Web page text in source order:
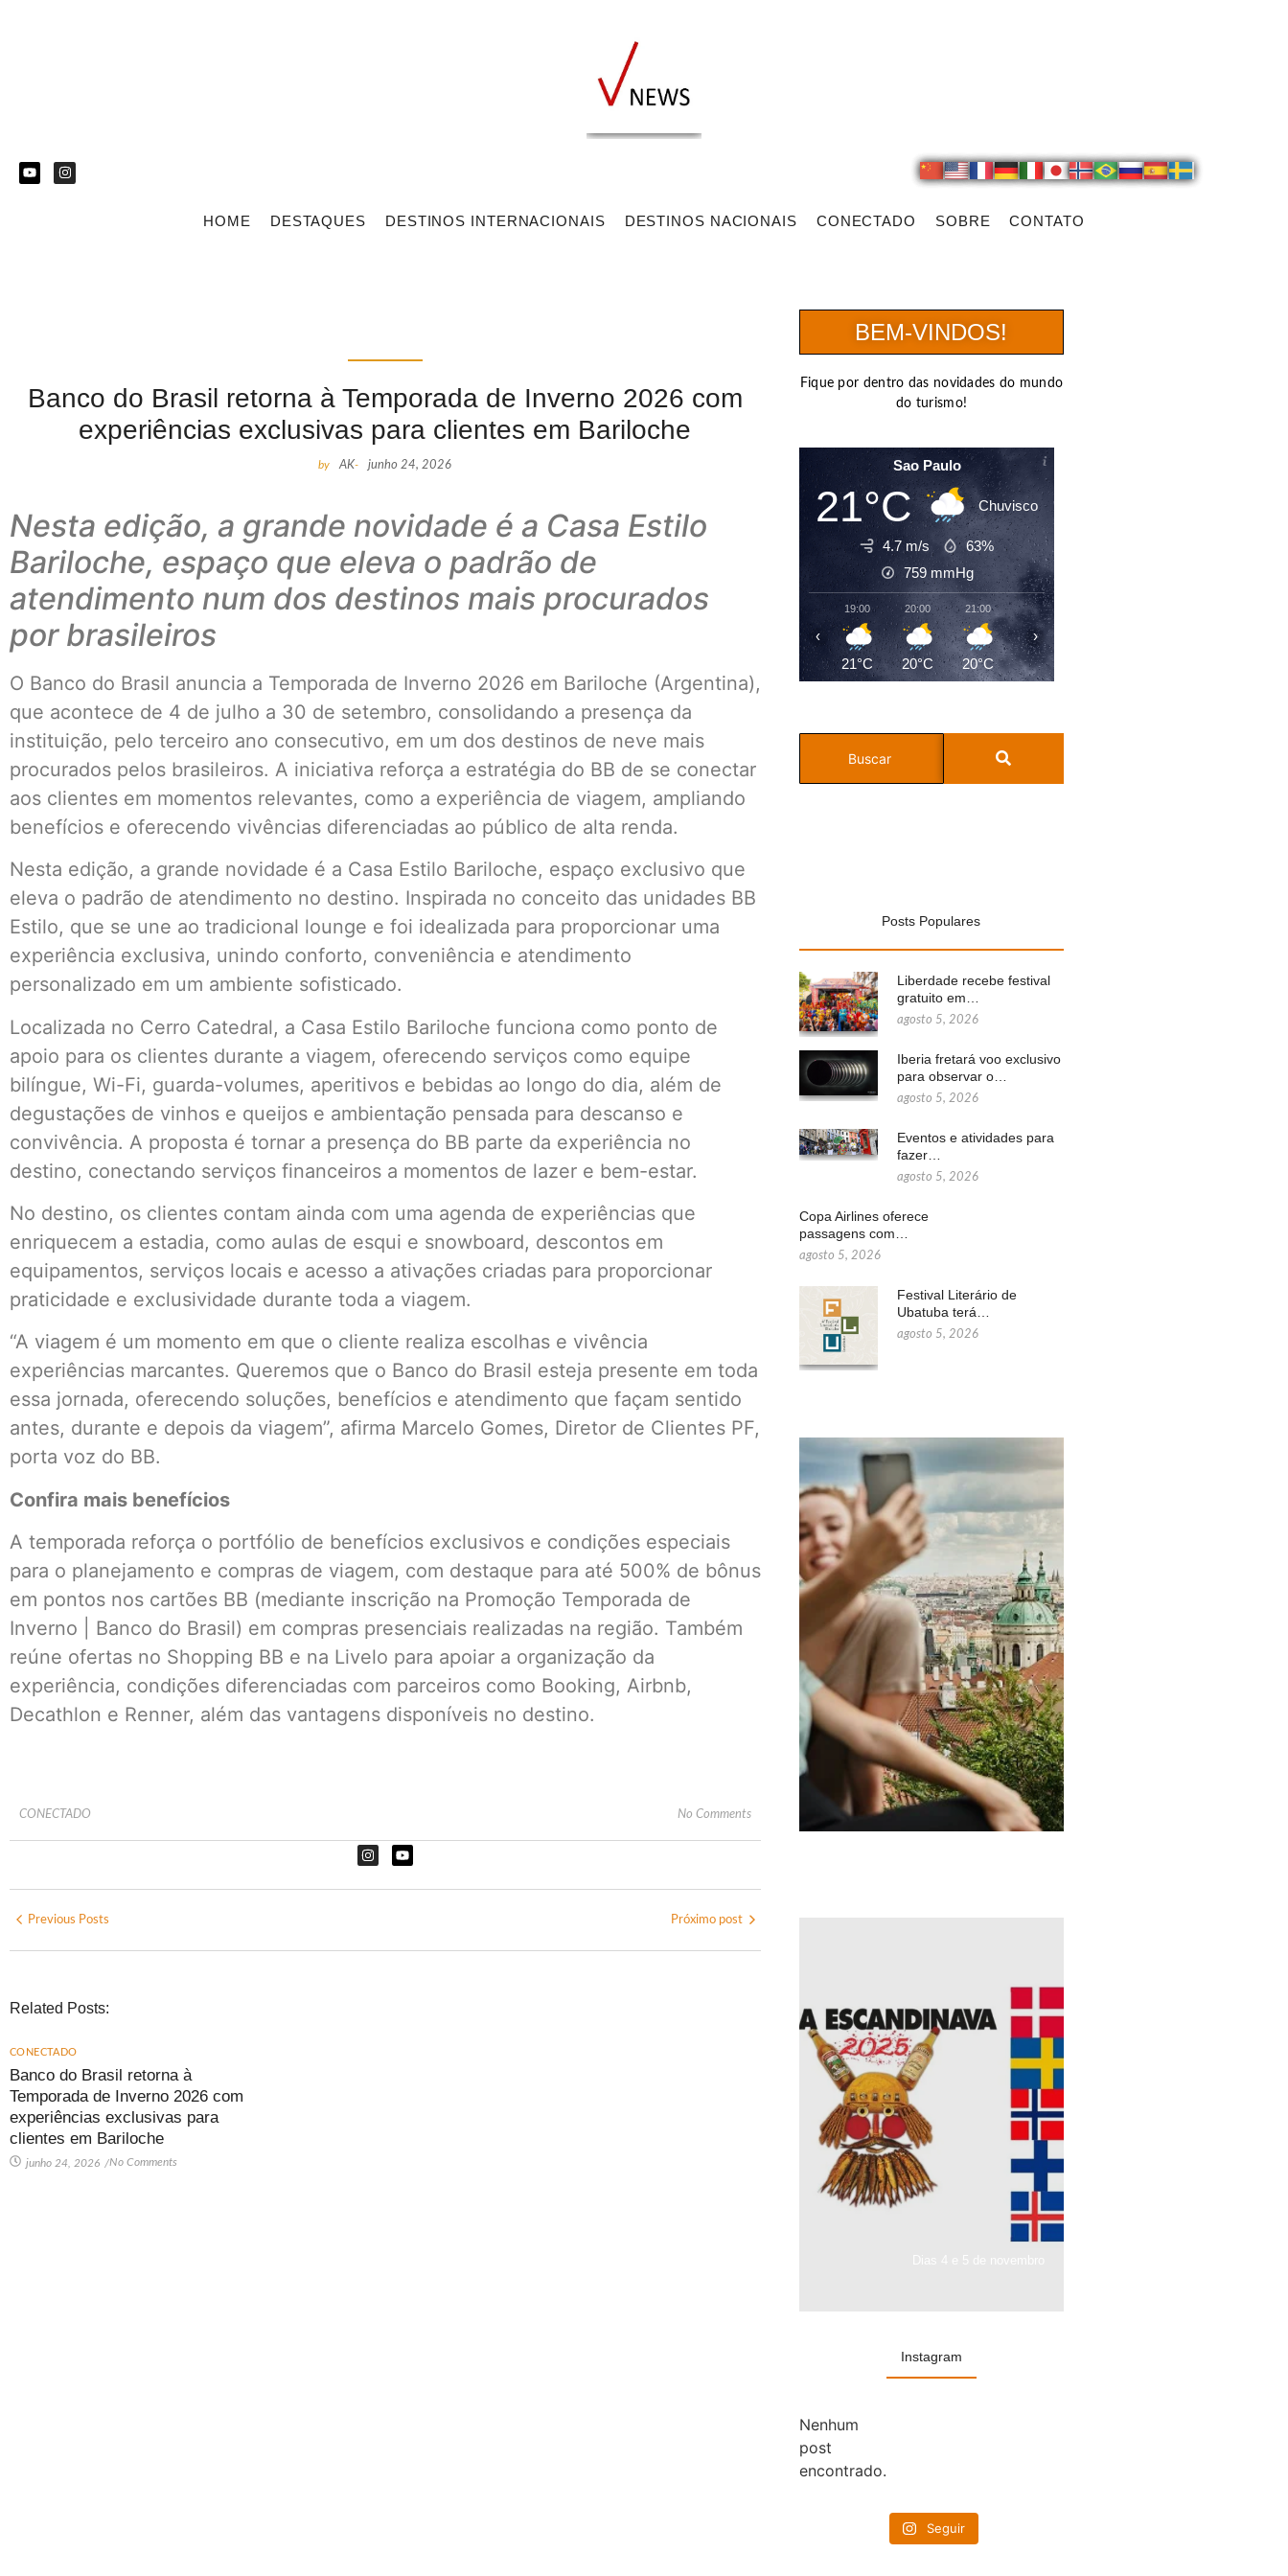
HOME DESTAQUES DESTINOS INTERNACIONAIS DESTINOS NACIONAIS CONECTADO SOBRE CONTATO
Banco do Brasil retorna à Temporada de Inverno 2026 com
experiências exclusivas para clientes em Bariloche
by AK- junho 24, 2026
Nesta edição, a grande novidade é a Casa Estilo
Bariloche, espaço que eleva o padrão de
atendimento num dos destinos mais procurados
por brasileiros
O Banco do Brasil anuncia a Temporada de Inverno 2026 em Bariloche (Argentina),
que acontece de 4 de julho a 30 de setembro, consolidando a presença da
instituição, pelo terceiro ano consecutivo, em um dos destinos de neve mais
procurados pelos brasileiros. A iniciativa reforça a estratégia do BB de se conectar
aos clientes em momentos relevantes, como a experiência de viagem, ampliando
benefícios e oferecendo vivências diferenciadas ao público de alta renda.
Nesta edição, a grande novidade é a Casa Estilo Bariloche, espaço exclusivo que
eleva o padrão de atendimento no destino. Inspirada no conceito das unidades BB
Estilo, que se une ao tradicional lounge e foi idealizada para proporcionar uma
experiência exclusiva, unindo conforto, conveniência e atendimento
personalizado em um ambiente sofisticado.
Localizada no Cerro Catedral, a Casa Estilo Bariloche funciona como ponto de
apoio para os clientes durante a viagem, oferecendo serviços como equipe
bilíngue, Wi-Fi, guarda-volumes, aperitivos e bebidas ao longo do dia, além de
degustações de vinhos e queijos e ambientação pensada para descanso e
convivência. A proposta é tornar a presença do BB parte da experiência no
destino, conectando serviços financeiros a momentos de lazer e bem-estar.
No destino, os clientes contam ainda com uma agenda de experiências que
enriquecem a estadia, como aulas de esqui e snowboard, descontos em
equipamentos, serviços locais e acesso a ativações criadas para proporcionar
praticidade e exclusividade durante toda a viagem.
“A viagem é um momento em que o cliente realiza escolhas e vivência
experiências marcantes. Queremos que o Banco do Brasil esteja presente em toda
essa jornada, oferecendo soluções, benefícios e atendimento que façam sentido
antes, durante e depois da viagem”, afirma Marcelo Gomes, Diretor de Clientes PF,
porta voz do BB.
Confira mais benefícios
A temporada reforça o portfólio de benefícios exclusivos e condições especiais
para o planejamento e compras de viagem, com destaque para até 500% de bônus
em pontos nos cartões BB (mediante inscrição na Promoção Temporada de
Inverno | Banco do Brasil) em compras presenciais realizadas na região. Também
reúne ofertas no Shopping BB e na Livelo para apoiar a organização da
experiência, condições diferenciadas com parceiros como Booking, Airbnb,
Decathlon e Renner, além das vantagens disponíveis no destino.
CONECTADO No Comments
Previous Posts Próximo post
Related Posts:
CONECTADO
Banco do Brasil retorna à
Temporada de Inverno 2026 com
experiências exclusivas para
clientes em Bariloche
junho 24, 2026 /No Comments
BEM-VINDOS!
Fique por dentro das novidades do mundo
do turismo!
Sao Paulo
21°C Chuvisco
4.7 m/s
63%
759 mmHg
19:00
21°C
20:00
20°C
21:00
20°C
22:00
19°C
‹ ›
Posts Populares
Liberdade recebe festival
gratuito em…
agosto 5, 2026
Iberia fretará voo exclusivo
para observar o…
agosto 5, 2026
Eventos e atividades para
fazer…
agosto 5, 2026
Copa Airlines oferece
passagens com…
agosto 5, 2026
Festival Literário de
Ubatuba terá…
agosto 5, 2026
Instagram
Nenhum
post
encontrado.
Seguir